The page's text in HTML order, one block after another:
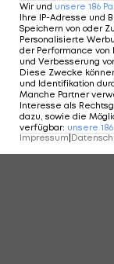
Wir und unsere 186
Ihre IP-Adresse und
Speichern von oder
Personalisierte
der Performance von
und Verbesserung
Diese Zwecke
und Identifikation
Manche Partner
Interesse als
dazu, sowie die
verfügbar: unsere 186
Impressum